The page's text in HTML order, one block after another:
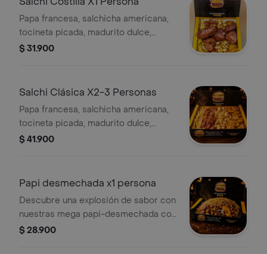
Papa francesa, salchicha americana,
tocineta picada, madurito dulce,
cubos de queso frito, salsa de queso
$ 31.900
Salchi Clásica X2-3 Personas
Papa francesa, salchicha americana,
tocineta picada, madurito dulce,
cubos de queso frito, salsa de queso
$ 41.900
Papi desmechada x1 persona
Descubre una explosión de sabor con
nuestras mega papi-desmechada con
papas fritas crujientes, maíz tierno,
$ 28.900